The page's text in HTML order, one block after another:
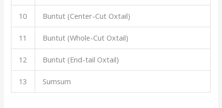
10 Buntut (Center-Cut Oxtail)
11 Buntut (Whole-Cut Oxtail)
12 Buntut (End-tail Oxtail)
13 Sumsum